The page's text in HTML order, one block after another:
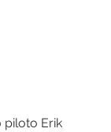
piloto Erik